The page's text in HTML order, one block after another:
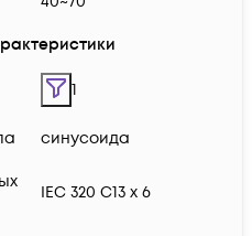
1
синусоида
IEC 320 C13 x 6